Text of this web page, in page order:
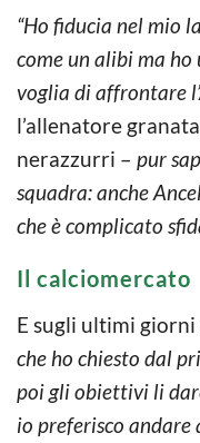
“Ho fiducia nel mio
come un alibi ma
voglia di affrontare
l’allenatore
nerazzurri – pur
squadra: anche
che è complicato
Il calciomercato
E sugli ultimi giorni
che ho chiesto dal
poi gli obiettivi li
io preferisco